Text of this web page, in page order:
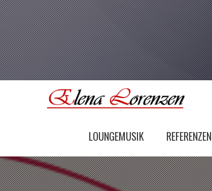
LOUNGEMUSIK REFERENZEN